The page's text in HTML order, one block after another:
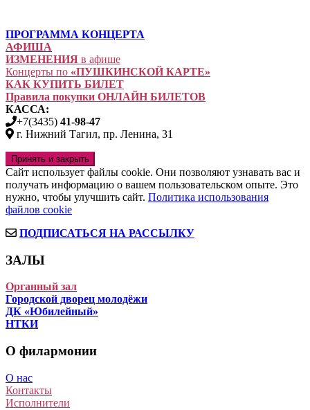
ПРОГРАММА КОНЦЕРТА
АФИША
ИЗМЕНЕНИЯ в афише
Концерты по «ПУШКИНСКОЙ КАРТЕ»
КАК КУПИТЬ БИЛЕТ
Правила покупки ОНЛАЙН БИЛЕТОВ
КАССА:
+7(3435) 41-98-47
г. Нижний Тагил, пр. Ленина, 31
Сайт использует файлы cookie. Они позволяют узнавать вас и
получать информацию о вашем пользовательском опыте. Это
нужно, чтобы улучшить сайт. Политика использования
файлов cookie
ПОДПИСАТЬСЯ НА РАССЫЛКУ
ЗАЛЫ
Органный зал
Городской дворец молодёжи
ДК «Юбилейный»
НТКИ
О филармонии
О нас
Контакты
Исполнители